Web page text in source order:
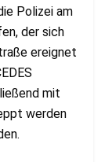
Polizei am
der sich
ereignet
mit
werden